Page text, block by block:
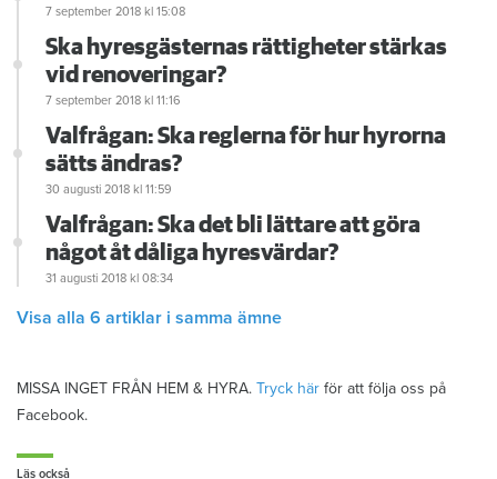
7 september 2018 kl 15:08
Ska hyresgästernas rättigheter stärkas
vid renoveringar?
7 september 2018 kl 11:16
Valfrågan: Ska reglerna för hur hyrorna
sätts ändras?
30 augusti 2018 kl 11:59
Valfrågan: Ska det bli lättare att göra
något åt dåliga hyresvärdar?
31 augusti 2018 kl 08:34
Visa alla 6 artiklar i samma ämne
MISSA INGET FRÅN HEM & HYRA. Tryck här för att följa oss på
Facebook.
Läs också